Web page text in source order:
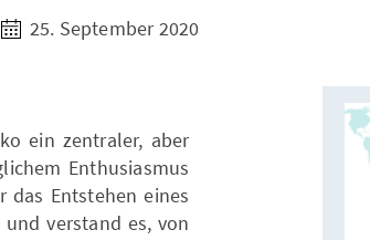
25. September 2020
ein zentraler, aber
Enthusiasmus
das Entstehen eines
verstand es, von